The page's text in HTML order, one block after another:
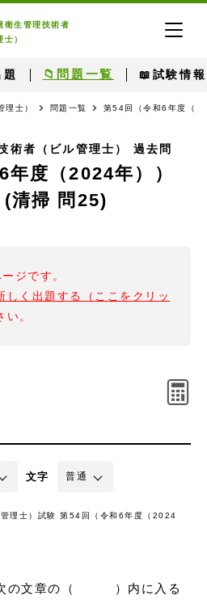
衛生管理技術者
士）
📁問題一覧 📖試験情報
理士） 問題一覧 第54回（令和6年度（
術者（ビル管理士） 過去問
度（2024年））
(清掃 問25)
ジです。
しく出題する（ここをクリッ
い。
文字
理士）試験 第54回（令和6年度（2024
次の文章の（ ）内に入る